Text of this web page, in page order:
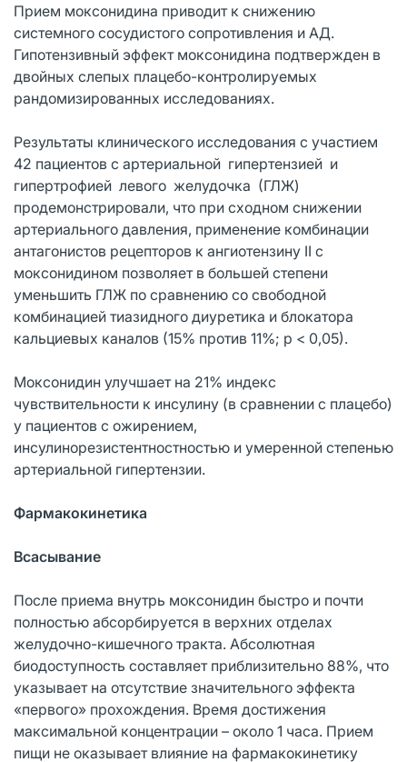
Прием моксонидина приводит к снижению
системного сосудистого сопротивления и АД.
Гипотензивный эффект моксонидина подтвержден в
двойных слепых плацебо-контролируемых
рандомизированных исследованиях.
Результаты клинического исследования с участием
42 пациентов с артериальной гипертензией и
гипертрофией левого желудочка (ГЛЖ)
продемонстрировали, что при сходном снижении
артериального давления, применение комбинации
антагонистов рецепторов к ангиотензину II с
моксонидином позволяет в большей степени
уменьшить ГЛЖ по сравнению со свободной
комбинацией тиазидного диуретика и блокатора
кальциевых каналов (15% против 11%; р < 0,05).
Моксонидин улучшает на 21% индекс
чувствительности к инсулину (в сравнении с плацебо)
у пациентов с ожирением,
инсулинорезистентностностью и умеренной степенью
артериальной гипертензии.
Фармакокинетика
Всасывание
После приема внутрь моксонидин быстро и почти
полностью абсорбируется в верхних отделах
желудочно-кишечного тракта. Абсолютная
биодоступность составляет приблизительно 88%, что
указывает на отсутствие значительного эффекта
«первого» прохождения. Время достижения
максимальной концентрации – около 1 часа. Прием
пищи не оказывает влияние на фармакокинетику